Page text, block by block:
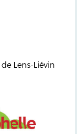
Lens-Liévin